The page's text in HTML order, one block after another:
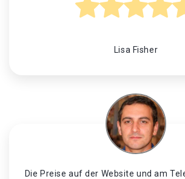
Lisa Fisher
Die Preise auf der Website und am